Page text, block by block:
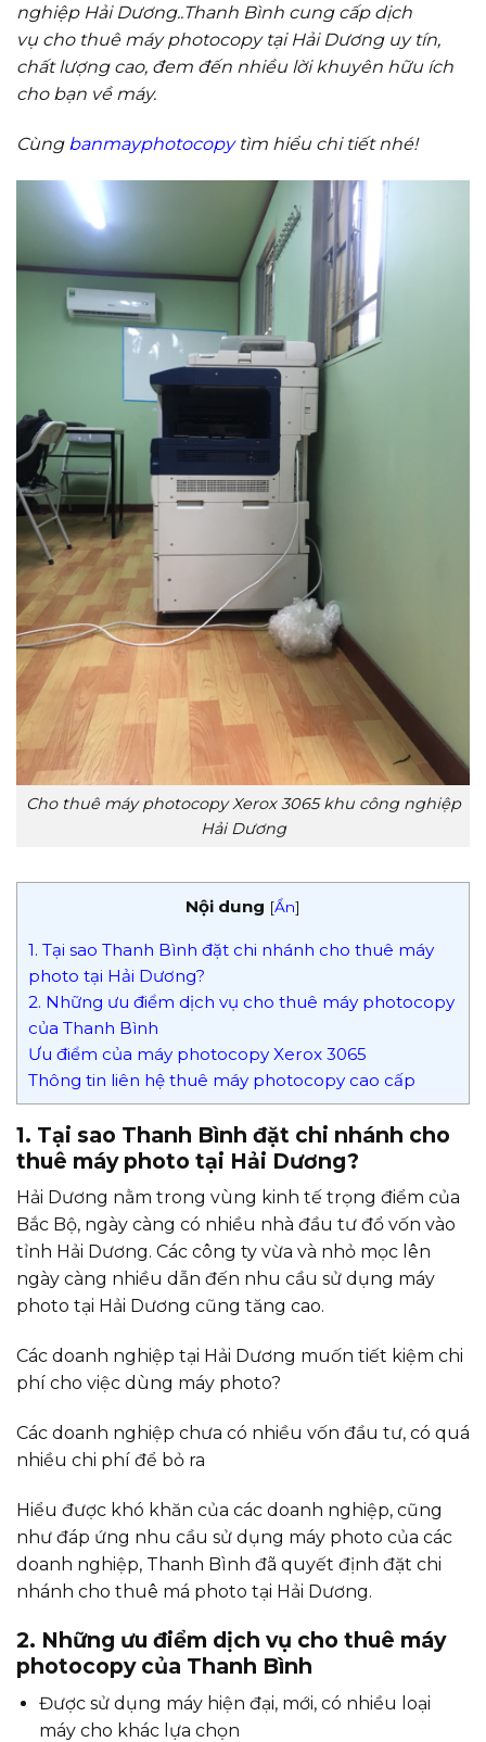
nghiệp Hải Dương..Thanh Bình cung cấp dịch
vụ cho thuê máy photocopy tại Hải Dương uy tín,
chất lượng cao, đem đến nhiều lời khuyên hữu ích
cho bạn về máy.
Cùng banmayphotocopytìm hiểu chi tiết nhé!
Cho thuê máy photocopy Xerox 3065 khu công nghiệp
Hải Dương
Nội dung [Ẩn]
1. Tại sao Thanh Bình đặt chi nhánh cho thuê máy
photo tại Hải Dương?
2. Những ưu điểm dịch vụ cho thuê máy photocopy
của Thanh Bình
Ưu điểm của máy photocopy Xerox 3065
Thông tin liên hệ thuê máy photocopy cao cấp
1. Tại sao Thanh Bình đặt chi nhánh cho
thuê máy photo tại Hải Dương?
Hải Dương nằm trong vùng kinh tế trọng điểm của
Bắc Bộ, ngày càng có nhiều nhà đầu tư đổ vốn vào
tỉnh Hải Dương. Các công ty vừa và nhỏ mọc lên
ngày càng nhiều dẫn đến nhu cầu sử dụng máy
photo tại Hải Dương cũng tăng cao.
Các doanh nghiệp tại Hải Dương muốn tiết kiệm chi
phí cho việc dùng máy photo?
Các doanh nghiệp chưa có nhiều vốn đầu tư, có quá
nhiều chi phí để bỏ ra
Hiểu được khó khăn của các doanh nghiệp, cũng
như đáp ứng nhu cầu sử dụng máy photo của các
doanh nghiệp, Thanh Bình đã quyết định đặt chi
nhánh cho thuê má photo tại Hải Dương.
2. Những ưu điểm dịch vụ cho thuê máy
photocopy của Thanh Bình
Được sử dụng máy hiện đại, mới, có nhiều loại
máy cho khác lựa chọn